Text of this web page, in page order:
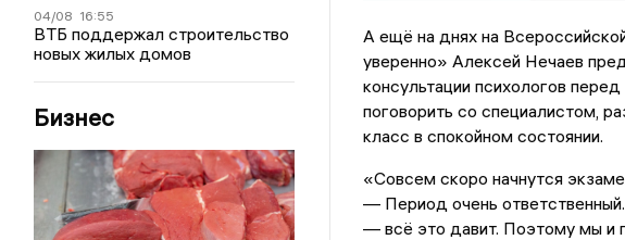
04/08 16:55
ВТБ поддержал строительство
новых жилых домов
Бизнес
А ещё на днях на
уверенно» Алексей Нечаев
консультации психологов
поговорить со специалистом,
класс в спокойном состоянии.
«Совсем скоро начнутся
— Период очень
— всё это давит. Поэтому мы и